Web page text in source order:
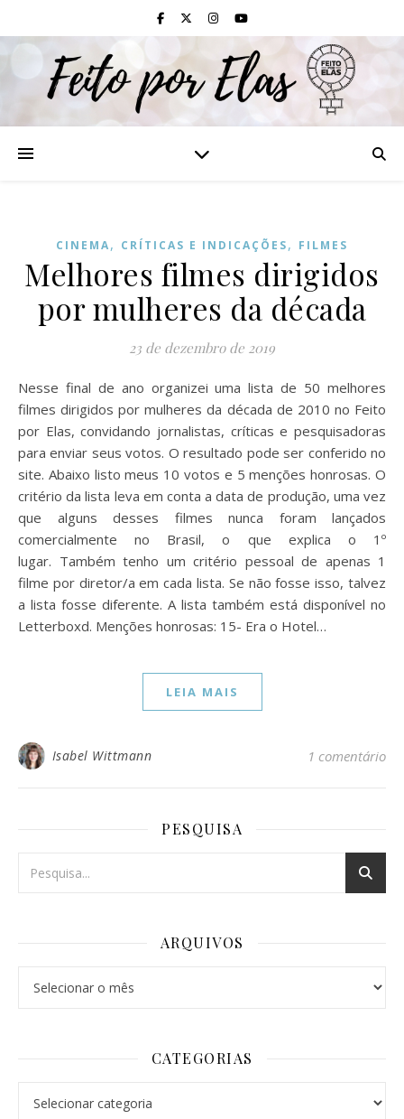
CINEMA, CRÍTICAS E INDICAÇÕES, FILMES
Melhores filmes dirigidos
por mulheres da década
23 de dezembro de 2019
Nesse final de ano organizei uma lista de 50 melhores
filmes dirigidos por mulheres da década de 2010 no Feito
por Elas, convidando jornalistas, críticas e pesquisadoras
para enviar seus votos. O resultado pode ser conferido no
site. Abaixo listo meus 10 votos e 5 menções honrosas. O
critério da lista leva em conta a data de produção, uma vez
que alguns desses filmes nunca foram lançados
comercialmente no Brasil, o que explica o 1º
lugar. Também tenho um critério pessoal de apenas 1
filme por diretor/a em cada lista. Se não fosse isso, talvez
a lista fosse diferente. A lista também está disponível no
Letterboxd. Menções honrosas: 15- Era o Hotel…
LEIA MAIS
Isabel Wittmann 1 comentário
PESQUISA
ARQUIVOS
CATEGORIAS